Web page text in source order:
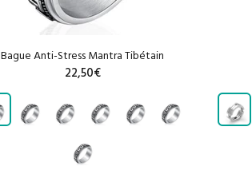
Bague Anti-Stress Mantra Tibétain
22,50€